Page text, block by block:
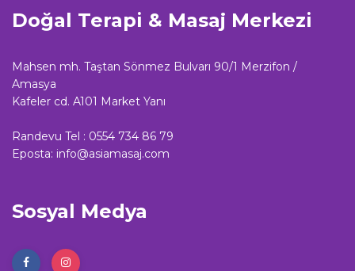
Doğal Terapi & Masaj Merkezi
Mahsen mh. Taştan Sönmez Bulvarı 90/1 Merzifon /
Amasya
Kafeler cd. A101 Market Yanı
Randevu Tel : 0554 734 86 79
Eposta: info@asiamasaj.com
Sosyal Medya